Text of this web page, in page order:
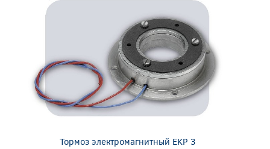
Тормоз электромагнитный EKP 3